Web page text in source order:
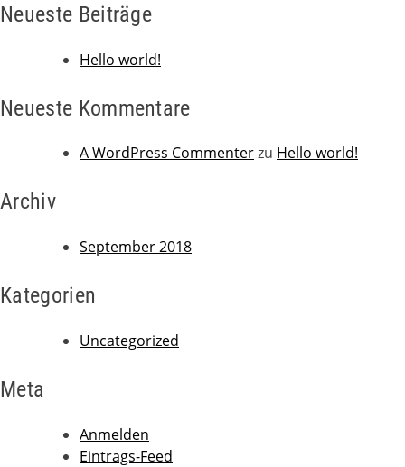
Neueste Beiträge
Hello world!
Neueste Kommentare
A WordPress Commenterzu Hello world!
Archiv
September 2018
Kategorien
Uncategorized
Meta
Anmelden
Eintrags-Feed